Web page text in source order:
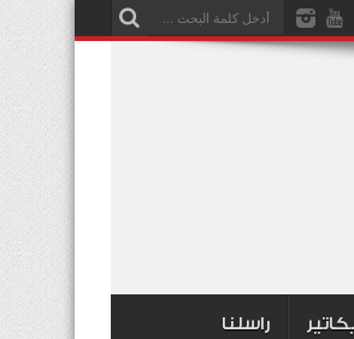
راسلنا